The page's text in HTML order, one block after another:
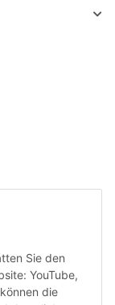
Sie den
YouTube,
die